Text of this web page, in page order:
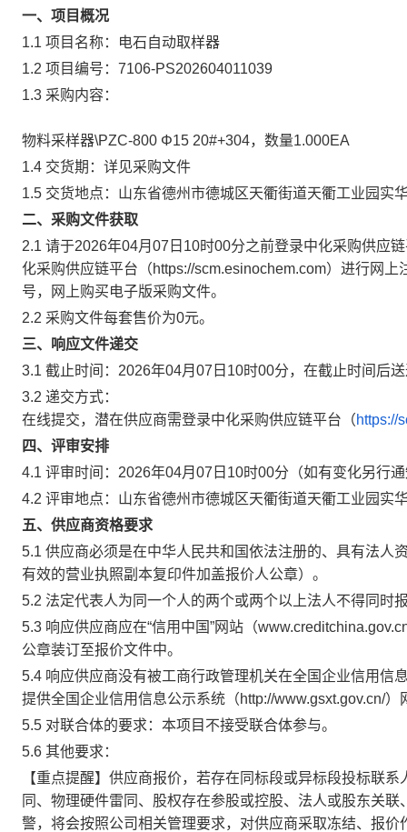
一、项目概况
1.1 项目名称：电石自动取样器
1.2 项目编号：7106-PS202604011039
1.3 采购内容：
物料采样器\PZC-800 Φ15 20#+304，数量1.000EA
1.4 交货期：详见采购文件
1.5 交货地点：山东省德州市德城区天衢街道天衢工业园实
二、采购文件获取
2.1 请于2026年04月07日10时00分之前登录中化采购供应
化采购供应链平台（https://scm.esinochem.com）进行网
号，网上购买电子版采购文件。
2.2 采购文件每套售价为0元。
三、响应文件递交
3.1 截止时间：2026年04月07日10时00分，在截止时间后
3.2 递交方式：
在线提交，潜在供应商需登录中化采购供应链平台（https://
四、评审安排
4.1 评审时间：2026年04月07日10时00分（如有变化另行
4.2 评审地点：山东省德州市德城区天衢街道天衢工业园实
五、供应商资格要求
5.1 供应商必须是在中华人民共和国依法注册的、具有法人
有效的营业执照副本复印件加盖报价人公章）。
5.2 法定代表人为同一个人的两个或两个以上法人不得同时
5.3 响应供应商应在“信用中国”网站（
公章装订至报价文件中。
5.4 响应供应商没有被工商行政管理机关在全国企业信用信
提供全国企业信用信息公示系统（http://www.gsxt.gov.cn/
5.5 对联合体的要求：本项目不接受联合体参与。
5.6 其他要求：
【重点提醒】供应商报价，若存在同标段或异标段投标联
同、物理硬件雷同、股权存在参股或控股、法人或股东关
警，将会按照公司相关管理要求，对供应商采取冻结、报价